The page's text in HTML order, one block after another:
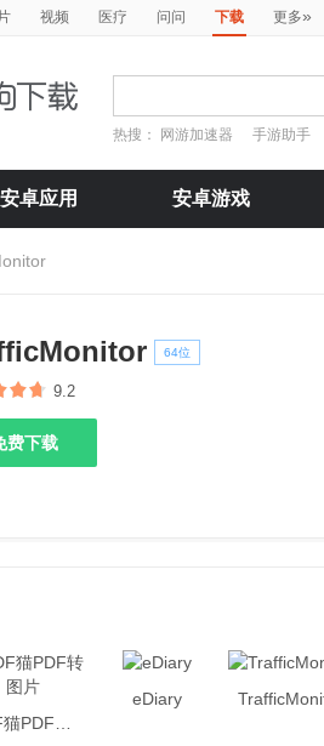
视频 医疗 问问 下载 更多»
热搜： 网游加速器 手游助手
安卓应用 安卓游戏
64位
9.2
费下载
eDiary